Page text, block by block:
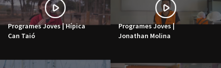
Programes Joves | Hípica
Can Taió
Programes Joves |
Jonathan Molina